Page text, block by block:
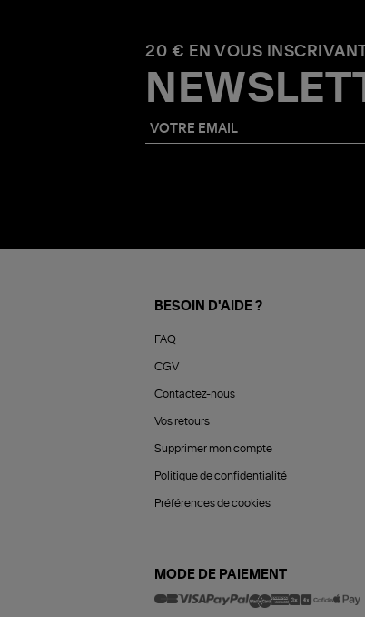
20 € EN VOUS
BESOIN D'AIDE ?
FAQ
CGV
Contactez-nous
Vos retours
Supprimer mon compte
Politique de confidentialité
Préférences de cookies
MODE DE PAIEMENT